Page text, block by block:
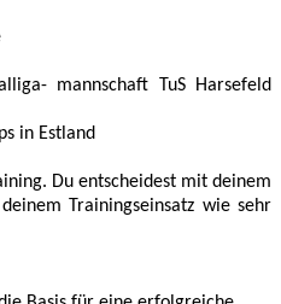
mannschaft TuS Harsefeld
in Estland
Du entscheidest mit deinem
Trainingseinsatz wie sehr